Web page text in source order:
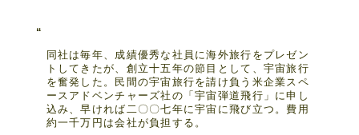
同社は毎年、成績優秀な社員に海外旅行をプレゼン
トしてきたが、創立十五年の節目として、宇宙旅行
を奮発した。民間の宇宙旅行を請け負う米企業スペ
ースアドベンチャーズ社の「宇宙弾道飛行」に申し
込み、早ければ二〇〇七年に宇宙に飛び立つ。費用
約一千万円は会社が負担する。